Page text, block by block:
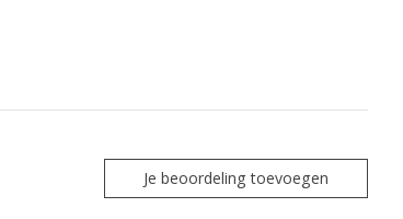
Je beoordeling toevoegen